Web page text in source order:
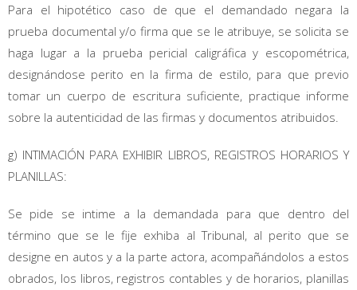
Para el hipotético caso de que el demandado negara la
prueba documental y/o firma que se le atribuye, se solicita se
haga lugar a la prueba pericial caligráfica y escopométrica,
designándose perito en la firma de estilo, para que previo
tomar un cuerpo de escritura suficiente, practique informe
sobre la autenticidad de las firmas y documentos atribuidos.
g) INTIMACIÓN PARA EXHIBIR LIBROS, REGISTROS HORARIOS Y
PLANILLAS:
Se pide se intime a la demandada para que dentro del
término que se le fije exhiba al Tribunal, al perito que se
designe en autos y a la parte actora, acompañándolos a estos
obrados, los libros, registros contables y de horarios, planillas